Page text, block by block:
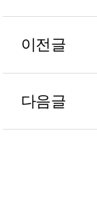
이전글
다음글